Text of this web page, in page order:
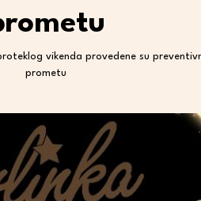
vikenda provedene su
prometu